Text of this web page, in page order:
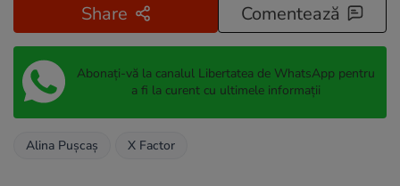
Share Comentează
Abonați-vă la canalul Libertatea de WhatsApp pentru
a fi la curent cu ultimele informații
Alina Pușcaș X Factor